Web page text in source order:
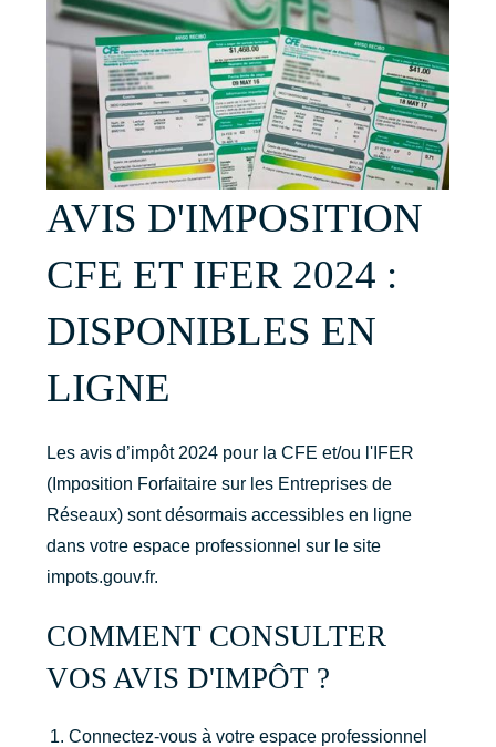
AVIS D'IMPOSITION
CFE ET IFER 2024 :
DISPONIBLES EN
LIGNE
Les avis d’impôt 2024 pour la CFE et/ou l'IFER
(Imposition Forfaitaire sur les Entreprises de
Réseaux) sont désormais accessibles en ligne
dans votre espace professionnel sur le site
impots.gouv.fr.
COMMENT CONSULTER
VOS AVIS D'IMPÔT ?
Connectez-vous à votre espace professionnel